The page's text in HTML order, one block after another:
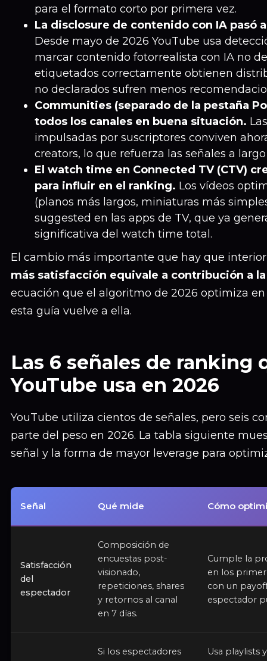
para el formato corto por primera vez.
La disclosure de contenido con IA pasó
Desde mayo de 2026 YouTube usa
marcar contenido fotorrealista con IA no
etiquetados correctamente obtienen
no declarados sufren menos
Communities (separado de la pestaña
todos los canales en buena situación.
impulsadas por suscriptores conviven
creators, lo que refuerza las señales a
El watch time en Connected TV (CTV)
para influir en el ranking. Los vídeos
(planos más largos, miniaturas más
suggested en las apps de TV, que ya
significativa del watch time total.
El cambio más importante que hay que
más satisfacción equivale a contribución a
ecuación que el algoritmo de 2026 optimiza
esta guía vuelve a ella.
Las 6 señales de ranking
YouTube usa en 2026
YouTube utiliza cientos de señales, pero seis
parte del peso en 2026. La tabla siguiente
señal y la forma de mayor leverage para
Señal Qué mide Cómo
Satisfacción
del
espectador
Composición de
encuestas post-
visionado,
repeticiones, shares
y retornos al canal
en 7 días.
Cumple la
en los
con un
espectador
Si los espectadores
Usa playlists